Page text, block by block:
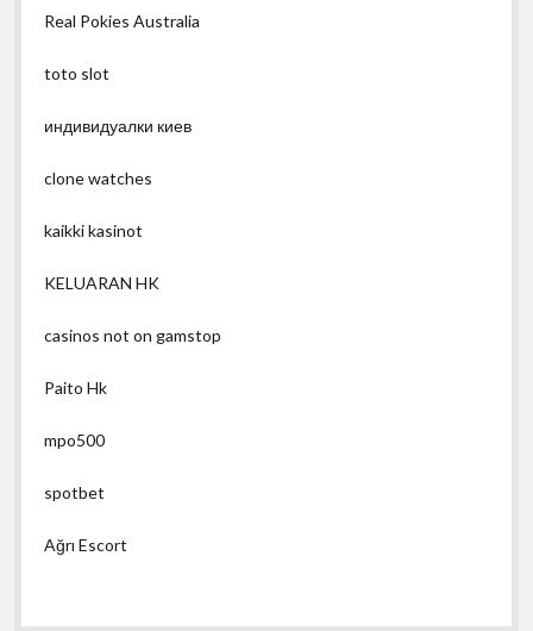
Real Pokies Australia
toto slot
индивидуалки киев
clone watches
kaikki kasinot
KELUARAN HK
casinos not on gamstop
Paito Hk
mpo500
spotbet
Ağrı Escort